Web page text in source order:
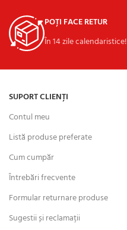
POȚI FACE RETUR
În 14 zile calendaristice!
SUPORT CLIENȚI
Contul meu
Listă produse preferate
Cum cumpăr
Întrebări frecvente
Formular returnare produse
Sugestii și reclamații